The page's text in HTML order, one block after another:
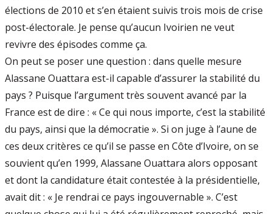
élections de 2010 et s’en étaient suivis trois mois de crise
post-électorale. Je pense qu’aucun Ivoirien ne veut
revivre des épisodes comme ça.
On peut se poser une question : dans quelle mesure
Alassane Ouattara est-il capable d’assurer la stabilité du
pays ? Puisque l’argument très souvent avancé par la
France est de dire : « Ce qui nous importe, c’est la stabilité
du pays, ainsi que la démocratie ». Si on juge à l’aune de
ces deux critères ce qu’il se passe en Côte d’Ivoire, on se
souvient qu’en 1999, Alassane Ouattara alors opposant
et dont la candidature était contestée à la présidentielle,
avait dit : « Je rendrai ce pays ingouvernable ». C’est